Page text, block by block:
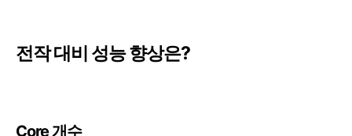
전작 대비 성능 향상은?
Core 개수